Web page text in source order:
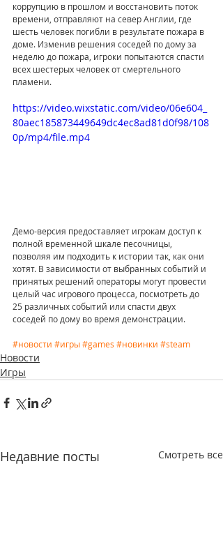
коррупцию в прошлом и восстановить поток
времени, отправляют на север Англии, где
шесть человек погибли в результате пожара в
доме. Изменив решения соседей по дому за
неделю до пожара, игроки попытаются спасти
всех шестерых человек от смертельного
пламени.
https://video.wixstatic.com/video/06e604_
80aec185873449649dc4ec8ad81d0f98/108
0p/mp4/file.mp4
Демо-версия предоставляет игрокам доступ к
полной временной шкале песочницы,
позволяя им подходить к истории так, как они
хотят. В зависимости от выбранных событий и
принятых решений операторы могут провести
целый час игрового процесса, посмотреть до
25 различных событий или спасти двух
соседей по дому во время демонстрации.
#новости #игры#games #новинки #steam
Новости
Игры
Недавние посты Смотреть все